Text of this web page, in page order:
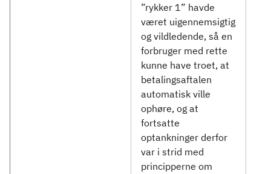
”rykker 1” havde
været uigennemsigtig
og vildledende, så en
forbruger med rette
kunne have troet, at
betalingsaftalen
automatisk ville
ophøre, og at
fortsatte
optankninger derfor
var i strid med
principperne om